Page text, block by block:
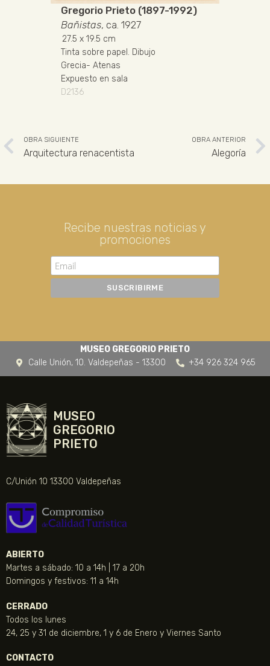
Gregorio Prieto (1897-1992)
Bañistas, ca. 1927
27.5 x 19.5 cm
Tinta sobre papel . Dibujo
Grecia- Atenas
Expuesto en sala
D2136
OBRA SIGUIENTE
Arquitectura renacentista
OBRA ANTERIOR
Alegoría
Recibe nuestras noticias y
promociones
MUSEO GREGORIO PRIETO
Calle Unión, 10. Valdepeñas - 13300
+34 926 324 965
MUSEO
GREGORIO
PRIETO
C/Unión 10 13300 Valdepeñas
ABIERTO
Martes a sábado: 10 a 14h | 17 a 20h
Domingos y festivos: 11 a 14h
CERRADO
Todos los lunes
24, 25 y 31 de diciembre, 1 y 6 de Enero y Viernes Santo
CONTACTO